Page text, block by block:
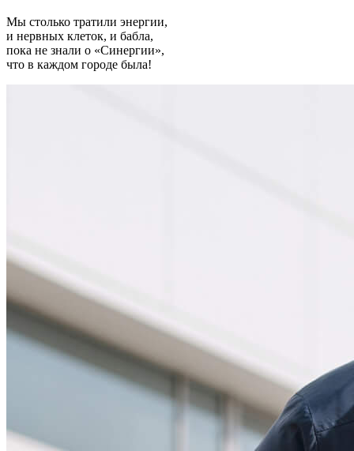
Мы столько тратили энергии,
и нервных клеток, и бабла,
пока не знали о «Синергии»,
что в каждом городе была!